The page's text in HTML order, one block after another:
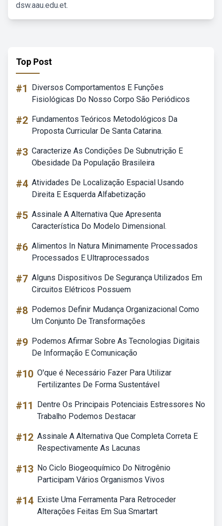
dsw.aau.edu.et.
Top Post
#1
Diversos Comportamentos E Funções
Fisiológicas Do Nosso Corpo São Periódicos
#2 Fundamentos Teóricos Metodológicos Da
Proposta Curricular De Santa Catarina.
#3 Caracterize As Condições De Subnutrição E
Obesidade Da População Brasileira
#4 Atividades De Localização Espacial Usando
Direita E Esquerda Alfabetização
#5 Assinale A Alternativa Que Apresenta
Característica Do Modelo Dimensional.
#6 Alimentos In Natura Minimamente Processados
Processados E Ultraprocessados
#7 Alguns Dispositivos De Segurança Utilizados Em
Circuitos Elétricos Possuem
#8 Podemos Definir Mudança Organizacional Como
Um Conjunto De Transformações
#9 Podemos Afirmar Sobre As Tecnologias Digitais
De Informação E Comunicação
#10 O'que é Necessário Fazer Para Utilizar
Fertilizantes De Forma Sustentável
#11
Dentre Os Principais Potenciais Estressores No
Trabalho Podemos Destacar
#12 Assinale A Alternativa Que Completa Correta E
Respectivamente As Lacunas
#13 No Ciclo Biogeoquímico Do Nitrogênio
Participam Vários Organismos Vivos
#14 Existe Uma Ferramenta Para Retroceder
Alterações Feitas Em Sua Smartart